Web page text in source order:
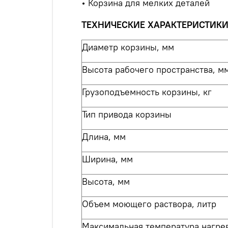
• Корзина для мелких деталей
ТЕХНИЧЕСКИЕ ХАРАКТЕРИСТИКИ
Диаметр корзины, мм
Высота рабочего пространства,
Грузоподъемность корзины, кг
Тип привода корзины
Длина, мм
Ширина, мм
Высота, мм
Объем моющего раствора, литр